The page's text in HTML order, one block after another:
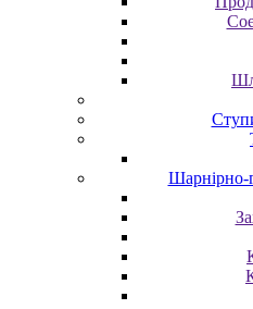
Шарнірно-